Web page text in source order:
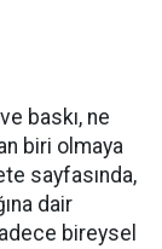
baskı, ne
biri olmaya
sayfasında,
dair
bireysel